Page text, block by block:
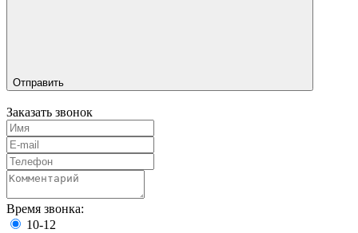
Отправить
Заказать звонок
Время звонка:
10-12